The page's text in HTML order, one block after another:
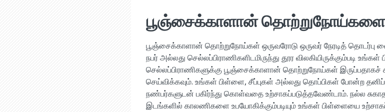
பூஞ்சைக்காளான்
பூஞ்சைக்காளான் தொற்றுநோய்கள் ஒருவரோடு ஒருவர் நேரடித் தொடர்பு
நபர் அல்லது செல்லப்பிராணிகளிடமிருந்து தூர விலகியிருக்கும்படி
செல்லப்பிராணிகளுக்கு பூஞ்சைக்காளான் தொற்றுநோய்கள் இருப்பதாகச்
செய்விக்கவும். உங்கள் பிள்ளை, சீப்புகள் அல்லது தொப்பிகள் போன்ற
நண்பர்களுடன் பகிர்ந்து கொள்வதை உற்சாகப்படுத்தவேண்டாம். நல்ல
இடங்களில் காலணிகளை உபயோகிக்கும்படியும் உங்கள் பிள்ளையை